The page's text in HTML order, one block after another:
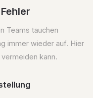
Teams tauchen
immer wieder auf. Hier
kann.